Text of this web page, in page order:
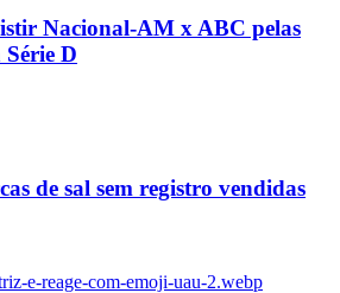
Nacional-AM x ABC pelas
D
de sal sem registro vendidas